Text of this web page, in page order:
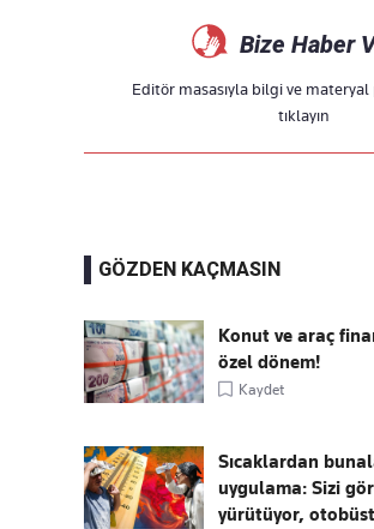
Bize Haber
Editör masasıyla bilgi ve
tıklayın
GÖZDEN KAÇMASIN
Konut ve araç
özel dönem!
Kaydet
Sıcaklardan
uygulama: Sizi
yürütüyor,